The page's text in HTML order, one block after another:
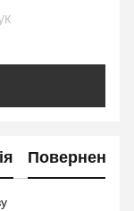
Повернення